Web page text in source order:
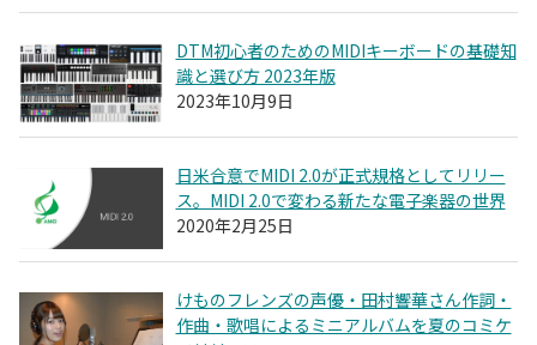
DTM初心者のためのMIDIキーボードの基礎知
識と選び方 2023年版
2023年10月9日
日米合意でMIDI 2.0が正式規格としてリリー
ス。MIDI 2.0で変わる新たな電子楽器の世界
2020年2月25日
けものフレンズの声優・田村響華さん作詞・
作曲・歌唱によるミニアルバムを夏のコミケ